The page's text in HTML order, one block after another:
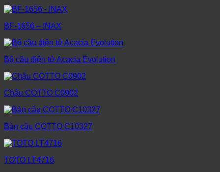
BF-1656 – INAX
Bộ cầu điện tử Acacia Evolution
Chậu COTTO C0902
Bàn cầu COTTO C10327
TOTO LT4716